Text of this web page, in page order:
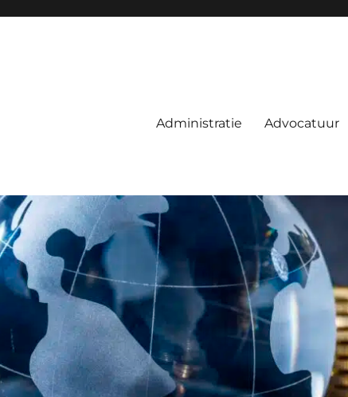
Administratie Advocatuur